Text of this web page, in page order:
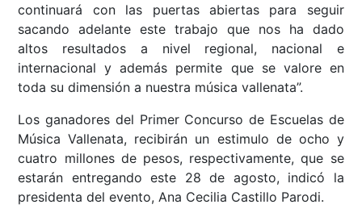
continuará con las puertas abiertas para seguir
sacando adelante este trabajo que nos ha dado
altos resultados a nivel regional, nacional e
internacional y además permite que se valore en
toda su dimensión a nuestra música vallenata”.
Los ganadores del Primer Concurso de Escuelas de
Música Vallenata, recibirán un estimulo de ocho y
cuatro millones de pesos, respectivamente, que se
estarán entregando este 28 de agosto, indicó la
presidenta del evento, Ana Cecilia Castillo Parodi.